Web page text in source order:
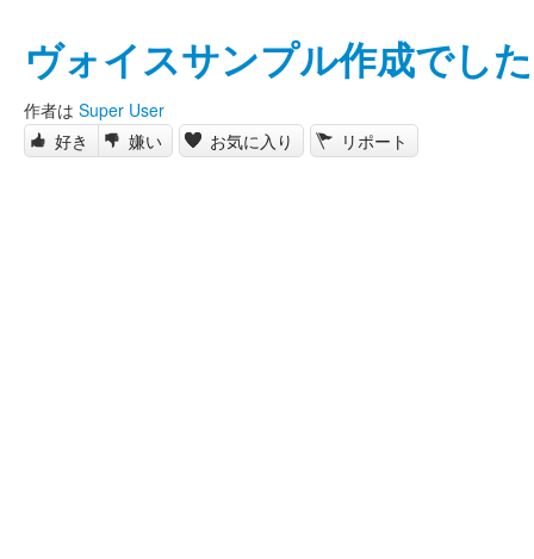
ヴォイスサンプル作成でし
作者は Super User
好き
嫌い お気に入り リポート